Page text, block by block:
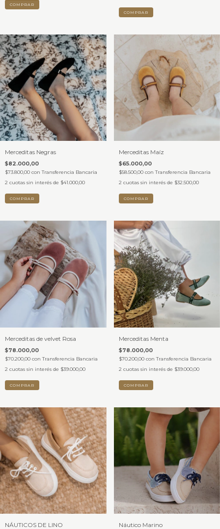
COMPRAR
COMPRAR
Merceditas Negras
$82.000,00
$73.800,00 con Transferencia Bancaria
2 cuotas sin interés de $41.000,00
COMPRAR
Merceditas Maíz
$65.000,00
$58.500,00 con Transferencia Bancaria
2 cuotas sin interés de $32.500,00
COMPRAR
Merceditas de velvet Rosa
$78.000,00
$70.200,00 con Transferencia Bancaria
2 cuotas sin interés de $39.000,00
COMPRAR
Merceditas Menta
$78.000,00
$70.200,00 con Transferencia Bancaria
2 cuotas sin interés de $39.000,00
COMPRAR
NÁUTICOS DE LINO Náutico Marino